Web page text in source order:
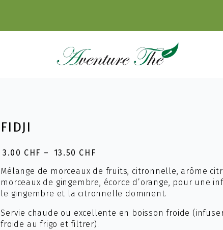
FIDJI
3.00 CHF – 13.50 CHF
Plage
de
prix :
3.00 CHF
à
Mélange de morceaux de fruits, citronnelle, arôme
morceaux de gingembre, écorce d’orange, pour une
le gingembre et la citronnelle dominent.
Servie chaude ou excellente en boisson froide
froide au frigo et filtrer).